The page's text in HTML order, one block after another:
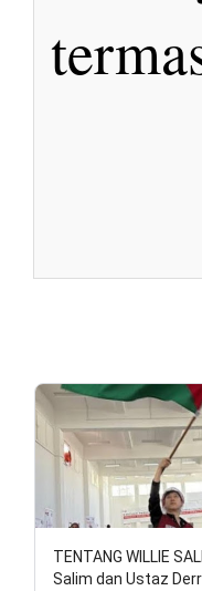
TENTANG WILLIE
Salim dan Ustaz